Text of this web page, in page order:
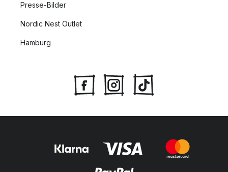
Presse-Bilder
Nordic Nest Outlet
Hamburg